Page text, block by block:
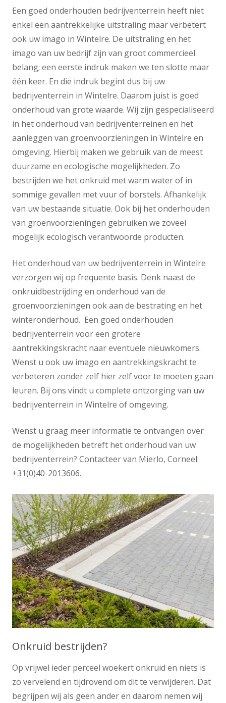
Een goed onderhouden bedrijventerrein heeft niet
enkel een aantrekkelijke uitstraling maar verbetert
ook uw imago in Wintelre. De uitstraling en het
imago van uw bedrijf zijn van groot commercieel
belang; een eerste indruk maken we ten slotte maar
één keer. En die indruk begint dus bij uw
bedrijventerrein in Wintelre. Daarom juist is goed
onderhoud van grote waarde. Wij zijn gespecialiseerd
in het onderhoud van bedrijventerreinen en het
aanleggen van groenvoorzieningen in Wintelre en
omgeving. Hierbij maken we gebruik van de meest
duurzame en ecologische mogelijkheden. Zo
bestrijden we het onkruid met warm water of in
sommige gevallen met vuur of borstels. Afhankelijk
van uw bestaande situatie. Ook bij het onderhouden
van groenvoorzieningen gebruiken we zoveel
mogelijk ecologisch verantwoorde producten.
Het onderhoud van uw bedrijventerrein in Wintelre
verzorgen wij op frequente basis. Denk naast de
onkruidbestrijding en onderhoud van de
groenvoorzieningen ook aan de bestrating en het
winteronderhoud. Een goed onderhouden
bedrijventerrein voor een grotere
aantrekkingskracht naar eventuele nieuwkomers.
Wenst u ook uw imago en aantrekkingskracht te
verbeteren zonder zelf hier zelf voor te moeten gaan
leuren. Bij ons vindt u complete ontzorging van uw
bedrijventerrein in Wintelre of omgeving.
Wenst u graag meer informatie te ontvangen over
de mogelijkheden betreft het onderhoud van uw
bedrijventerrein? Contacteer van Mierlo, Corneel:
+31(0)40-2013606.
Onkruid bestrijden?
Op vrijwel ieder perceel woekert onkruid en niets is
zo vervelend en tijdrovend om dit te verwijderen. Dat
begrijpen wij als geen ander en daarom nemen wij